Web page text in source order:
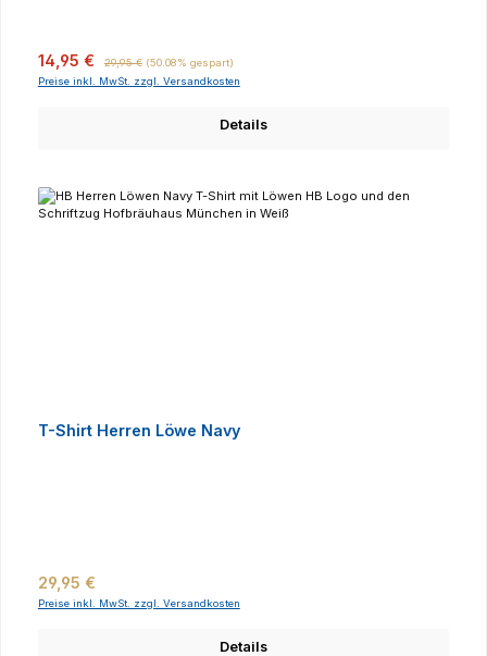
Verkaufspreis:
14,95 € 29,95 € (50.08% gespart)
Preise inkl. MwSt. zzgl. Versandkosten
Details
T-Shirt Herren Löwe Navy
Regulärer Preis:
29,95 €
Preise inkl. MwSt. zzgl. Versandkosten
Details